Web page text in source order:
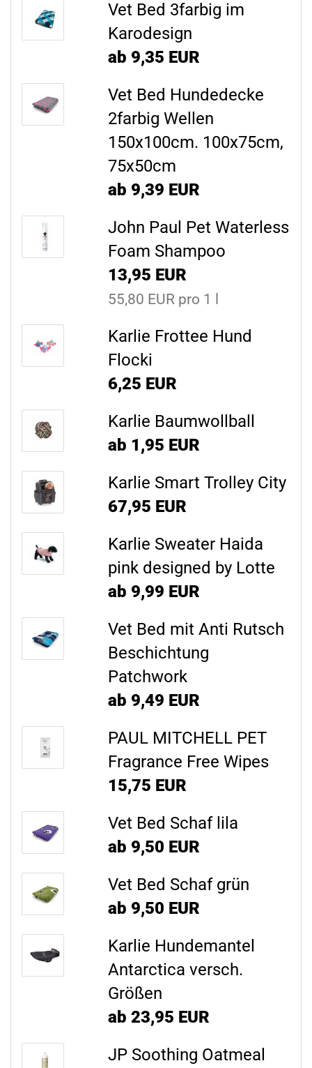
Vet Bed 3farbig im
Karodesign
ab 9,35 EUR
Vet Bed Hundedecke
2farbig Wellen
150x100cm. 100x75cm,
75x50cm
ab 9,39 EUR
John Paul Pet Waterless
Foam Shampoo
13,95 EUR
55,80 EUR pro 1 l
Karlie Frottee Hund
Flocki
6,25 EUR
Karlie Baumwollball
ab 1,95 EUR
Karlie Smart Trolley City
67,95 EUR
Karlie Sweater Haida
pink designed by Lotte
ab 9,99 EUR
Vet Bed mit Anti Rutsch
Beschichtung
Patchwork
ab 9,49 EUR
PAUL MITCHELL PET
Fragrance Free Wipes
15,75 EUR
Vet Bed Schaf lila
ab 9,50 EUR
Vet Bed Schaf grün
ab 9,50 EUR
Karlie Hundemantel
Antarctica versch.
Größen
ab 23,95 EUR
JP Soothing Oatmeal